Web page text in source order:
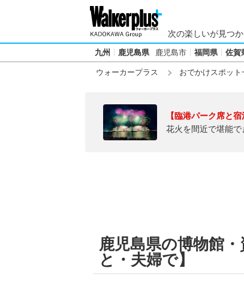
次の楽しいが見つか
九州 鹿児島県 鹿児島市 福岡県 佐賀
ウォーカープラス おでかけスポット
【臨港パーク席と
花火を間近で堪能
鹿児島県の博物館
と・夫婦で】